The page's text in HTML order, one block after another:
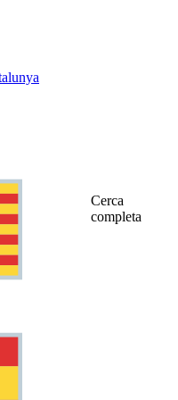
Cerca
completa